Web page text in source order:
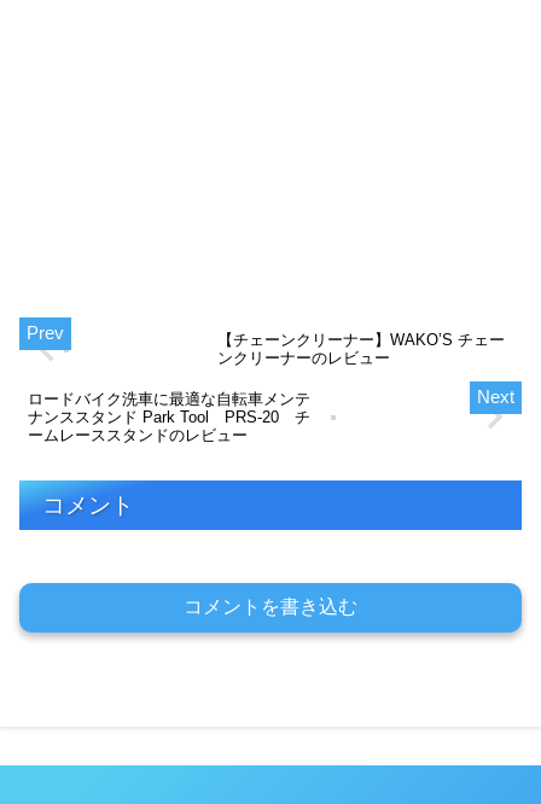
【チェーンクリーナー】WAKO’S チェー
ンクリーナーのレビュー
ロードバイク洗車に最適な自転車メンテ
ナンススタンド Park Tool PRS-20 チ
ームレーススタンドのレビュー
コメント
コメントを書き込む